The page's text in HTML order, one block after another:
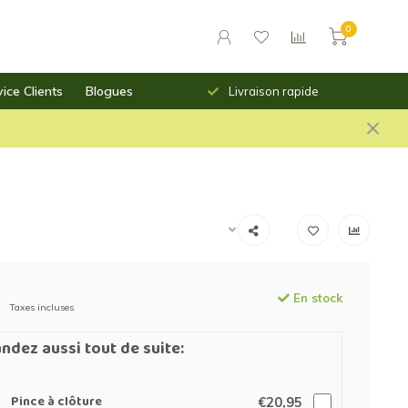
0
Clients Blogues
des prix saillants Livraison rapide
Taxes incluses
En stock
aussi tout de suite:
Pince à clôture €20,95